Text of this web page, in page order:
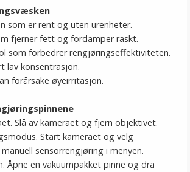
som er rent og uten urenheter.
fjerner fett og fordamper raskt.
som forbedrer rengjøringseffektiviteten.
lav konsentrasjon.
forårsake øyeirritasjon.
Slå av kameraet og fjern objektivet.
Start kameraet og velg
sensorrengjøring i menyen.
Åpne en vakuumpakket pinne og dra